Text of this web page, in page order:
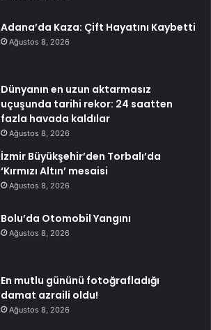
Adana’da Kaza: Çift Hayatını Kaybetti
Ağustos 8, 2026
Dünyanın en uzun aktarmasız
uçuşunda tarihi rekor: 24 saatten
fazla havada kaldılar
Ağustos 8, 2026
İzmir Büyükşehir’den Torbalı’da
‘Kırmızı Altın’ mesaisi
Ağustos 8, 2026
Bolu’da Otomobil Yangını
Ağustos 8, 2026
En mutlu gününü fotoğrafladığı
damat azraili oldu!
Ağustos 8, 2026